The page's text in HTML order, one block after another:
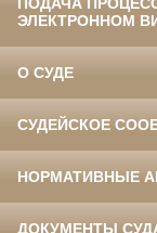
ПОДАЧА
ЭЛЕКТРОННОМ
О СУДЕ
СУДЕЙСКОЕ
НОРМАТИВНЫЕ
ДОКУМЕНТЫ